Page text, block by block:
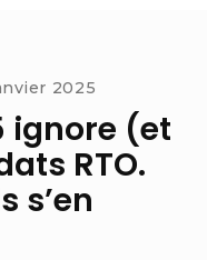
2025
ignore (et
RTO.
s’en